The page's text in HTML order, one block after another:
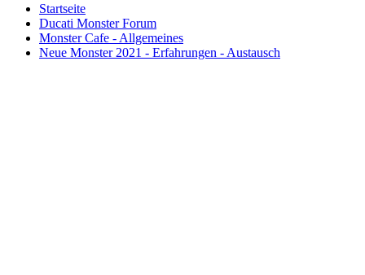
Startseite
Ducati Monster Forum
Monster Cafe - Allgemeines
Neue Monster 2021 - Erfahrungen - Austausch